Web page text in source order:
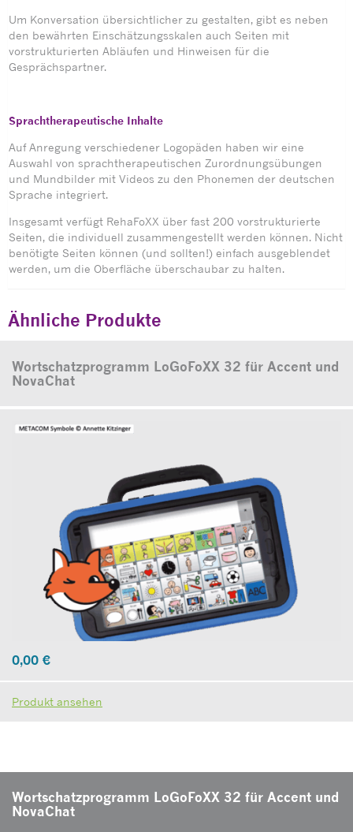
Um Konversation übersichtlicher zu gestalten, gibt es neben
den bewährten Einschätzungsskalen auch Seiten mit
vorstrukturierten Abläufen und Hinweisen für die
Gesprächspartner.
Sprachtherapeutische Inhalte
Auf Anregung verschiedener Logopäden haben wir eine
Auswahl von sprachtherapeutischen Zurordnungsübungen
und Mundbilder mit Videos zu den Phonemen der deutschen
Sprache integriert.
Insgesamt verfügt RehaFoXX über fast 200 vorstrukturierte
Seiten, die individuell zusammengestellt werden können. Nicht
benötigte Seiten können (und sollten!) einfach ausgeblendet
werden, um die Oberfläche überschaubar zu halten.
Ähnliche Produkte
Wortschatzprogramm LoGoFoXX 32 für Accent und
NovaChat
0,00 €
Produkt ansehen
Wortschatzprogramm LoGoFoXX 32 für Accent und
NovaChat